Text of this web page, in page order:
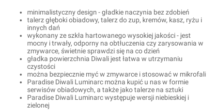
minimalistyczny design - gładkie naczynia bez zdobień
talerz głęboki obiadowy, talerz do zup, kremów, kasz, ryżu i
innych dań
wykonany ze szkła hartowanego wysokiej jakości - jest
mocny i trwały, odporny na obtłuczenia czy zarysowania w
zmywarce, świetnie sprawdzi się na co dzień
gładka powierzchnia Diwali jest łatwa w utrzymaniu
czystości
można bezpiecznie myć w zmywarce i stosować w mikrofali
Paradise Diwali Luminarc można kupić u nas w formie
serwisów obiadowych, a także jako talerze na sztuki
Paradise Diwali Luminarc występuje wersji niebieskiej i
zielonej